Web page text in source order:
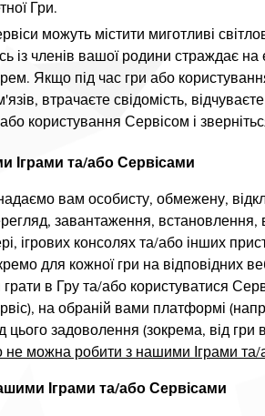
Гри.
можуть містити миготливі
із членів вашої родини страждає
Якщо під час гри або
втрачаєте свідомість,
користування Сервісом і
Іграми та/або Сервісами
вам особисту, обмежену,
завантаження,
ігрових консолях та/або інших
для кожної гри на відповідних
в Гру та/або користуватися
на обраній вами платформі
цього задоволення (зокрема, від
не можна робити з нашими Іграми та/
Іграми та/або Сервісами